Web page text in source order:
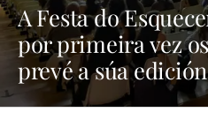
A Festa do
por primeira vez
prevé a súa
multitudinaria |